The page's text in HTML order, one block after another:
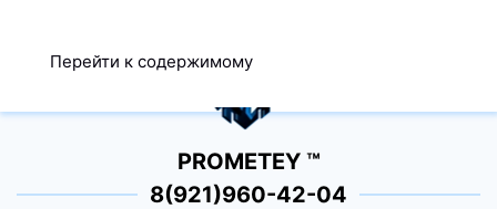
Перейти к содержимому
0
PROMETEY ™
8(921)960-42-04